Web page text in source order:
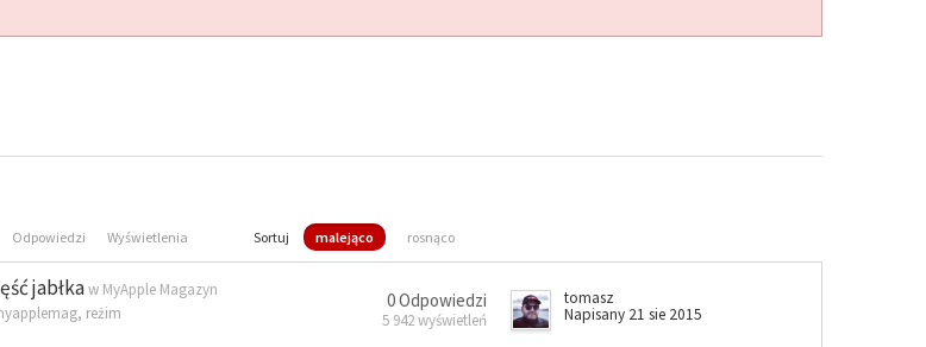
Odpowiedzi Wyświetlenia Sortuj malejąco rosnąco
jabłkaw MyApple Magazyn
, reżim
0 Odpowiedzi
5 942 wyświetleń
tomasz
Napisany 21 sie 2015